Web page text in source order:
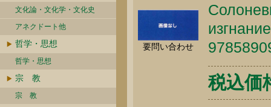
文化論・文化学・文化史
アネクドート他
哲学・思想
哲学・思想
宗 教
宗 教
要問い合わせ
税込価